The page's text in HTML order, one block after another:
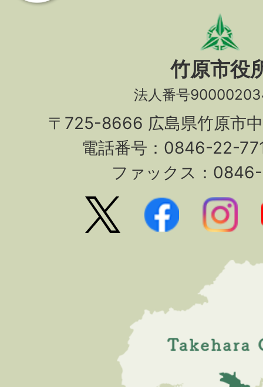
竹原市役
法人番号
〒725-8666 広島県竹原市
電話番号：0846-22-
ファックス：